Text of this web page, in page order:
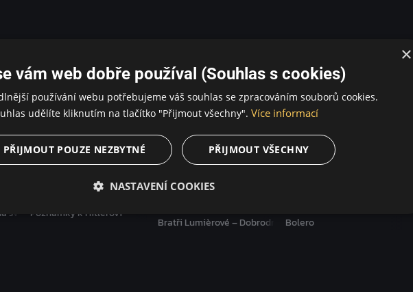
světěPoznámky k Hitlerovi
Bratři Lumièrové – Dobrodružství pokračuje
Bolero
×
vám web dobře používal (Souhlas s cookies)
používání webu potřebujeme váš souhlas se zpracováním souborů cookies.
udělíte kliknutím na tlačítko "Přijmout všechny". Více informací
PŘIJMOUT VŠECHNY
PŘIJMOUT POUZE NEZBYTNÉ
NASTAVENÍ COOKIES